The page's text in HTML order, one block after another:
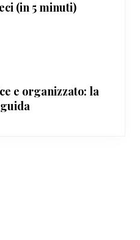
(in 5 minuti)
e organizzato: la